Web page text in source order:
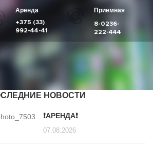
Аренда
+375 (33)
992-44-41
Приемная
8-0236-
222-444
НОВОСТИ
❗️АРЕНДА❗️
07.08.2026